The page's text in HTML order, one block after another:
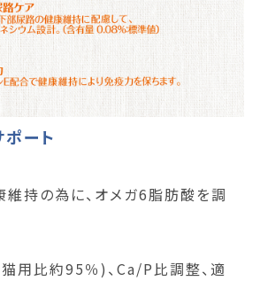
ート
維持の為に、オメガ6脂肪酸を調
用比約95％)、Ca/P比調整、適